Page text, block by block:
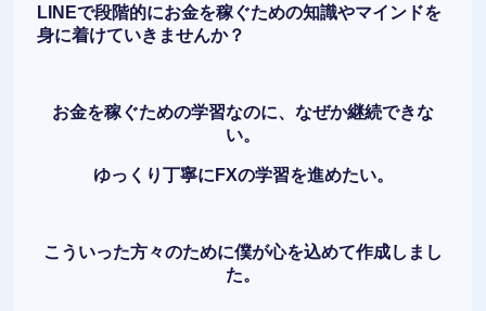
LINEで段階的にお金を稼ぐための知識やマインドを
身に着けていきませんか？
お金を稼ぐための学習なのに、なぜか継続できな
い。
ゆっくり丁寧にFXの学習を進めたい。
こういった方々のために僕が心を込めて作成しまし
た。